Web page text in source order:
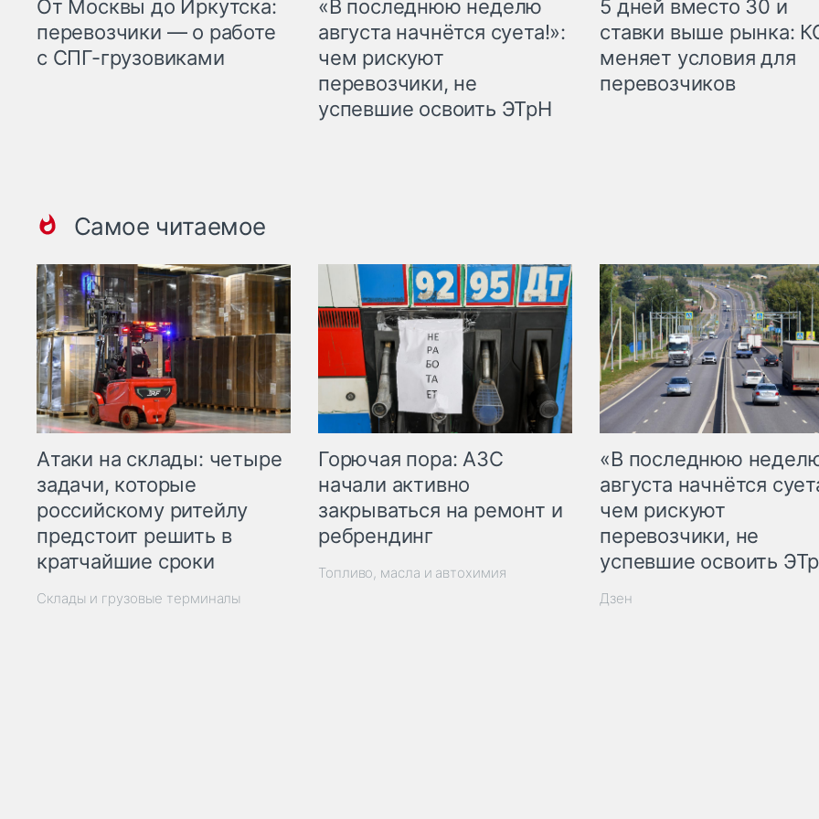
От Москвы до Иркутска:
перевозчики — о работе
с СПГ-грузовиками
«В последнюю неделю
августа начнётся суета!»:
чем рискуют
перевозчики, не
успевшие освоить ЭТрН
5 дней вместо 30 и
ставки выше рынка:
меняет условия для
перевозчиков
Самое читаемое
Атаки на склады: четыре
задачи, которые
российскому ритейлу
предстоит решить в
кратчайшие сроки
Склады и грузовые терминалы
Горючая пора: АЗС
начали активно
закрываться на ремонт и
ребрендинг
Топливо, масла и автохимия
«В последнюю
августа начнётся
чем рискуют
перевозчики, не
успевшие освоить
Дзен